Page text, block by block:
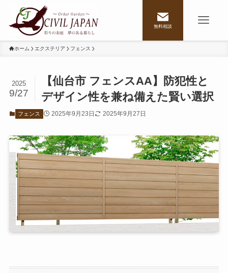
無料相談
ホーム エクステリア フェンス
【仙台市 フェンスAA】防犯性と
デザイン性を兼ね備えた賢い選択
2025
9/27
フェンス 2025年9月23日 2025年9月27日